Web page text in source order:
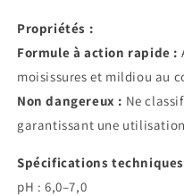
Propriétés :
Formule à action rapide :
moisissures et mildiou au
Non dangereux : Ne
garantissant une
Spécifications
pH : 6,0–7,0